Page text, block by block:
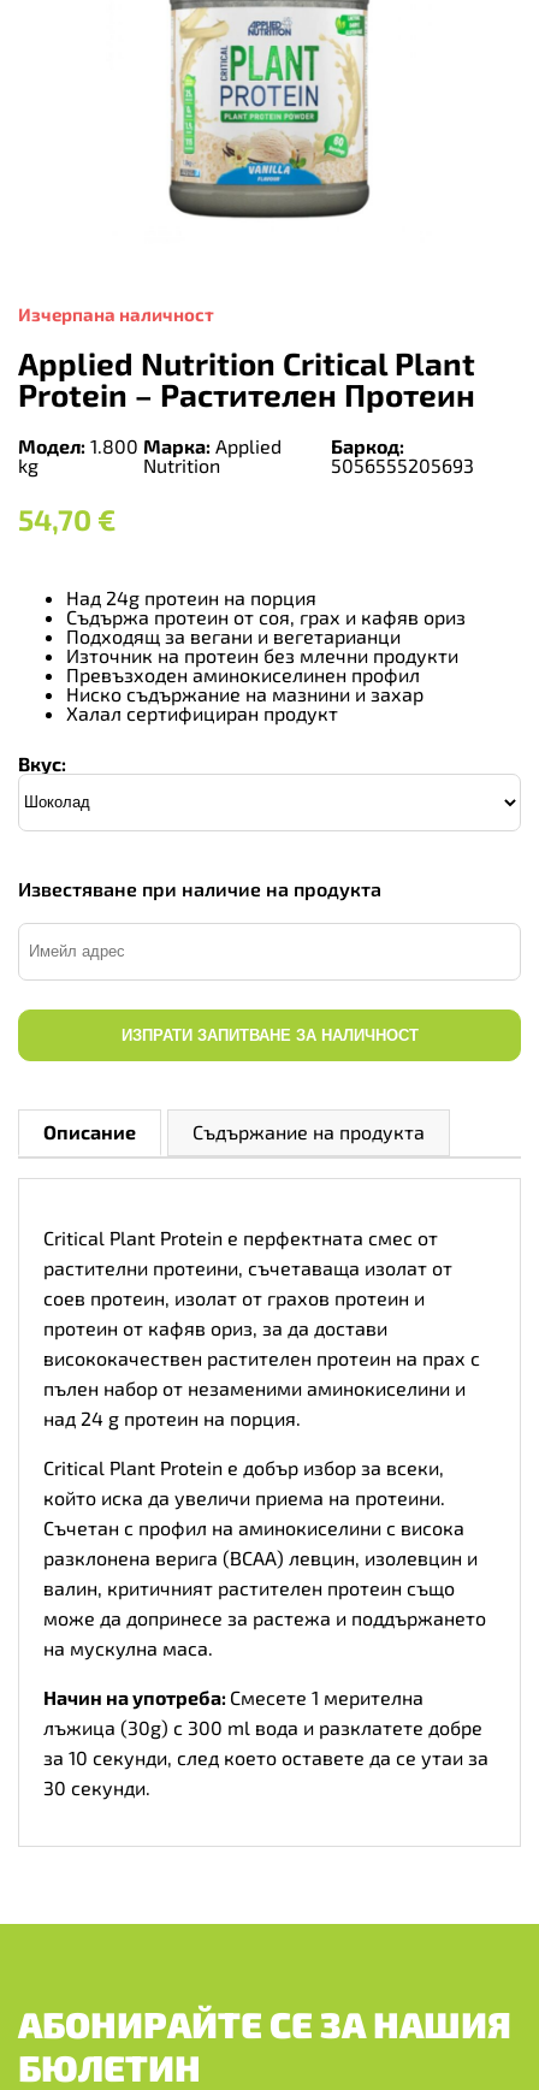
Изчерпана наличност
Applied Nutrition Critical Plant
Protein – Растителен Протеин
Модел: 1.800
kg
Марка:Applied
Nutrition
Баркод:
5056555205693
54,70 €
Над 24g протеин на порция
Съдържа протеин от соя, грах и кафяв ориз
Подходящ за вегани и вегетарианци
Източник на протеин без млечни продукти
Превъзходен аминокиселинен профил
Ниско съдържание на мазнини и захар
Халал сертифициран продукт
Вкус:
Известяване при наличие на продукта
ИЗПРАТИ ЗАПИТВАНЕ ЗА НАЛИЧНОСТ
Описание Съдържание на продукта
Critical Plant Protein е перфектната смес от
растителни протеини, съчетаваща изолат от
соев протеин, изолат от грахов протеин и
протеин от кафяв ориз, за ​​да достави
висококачествен растителен протеин на прах с
пълен набор от незаменими аминокиселини и
над 24 g протеин на порция.
Critical Plant Protein е добър избор за всеки,
който иска да увеличи приема на протеини.
Съчетан с профил на аминокиселини с висока
разклонена верига (BCAA) левцин, изолевцин и
валин, критичният растителен протеин също
може да допринесе за растежа и поддържането
на мускулна маса.
Начин на употреба: Смесете 1 мерителна
лъжица (30g) с 300 ml вода и разклатете добре
за 10 секунди, след което оставете да се утаи за
30 секунди.
АБОНИРАЙТЕ СЕ ЗА НАШИЯ
БЮЛЕТИН